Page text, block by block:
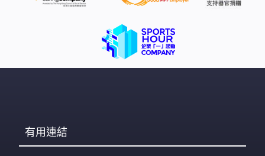
有用連結